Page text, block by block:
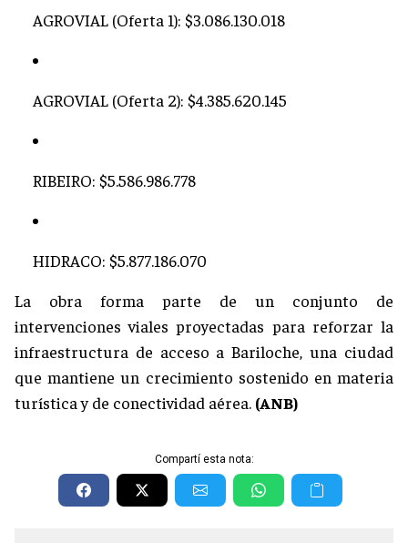
AGROVIAL (Oferta 1): $3.086.130.018
AGROVIAL (Oferta 2): $4.385.620.145
RIBEIRO: $5.586.986.778
HIDRACO: $5.877.186.070
La obra forma parte de un conjunto de
intervenciones viales proyectadas para reforzar la
infraestructura de acceso a Bariloche, una ciudad
que mantiene un crecimiento sostenido en materia
turística y de conectividad aérea. (ANB)
Compartí esta nota: